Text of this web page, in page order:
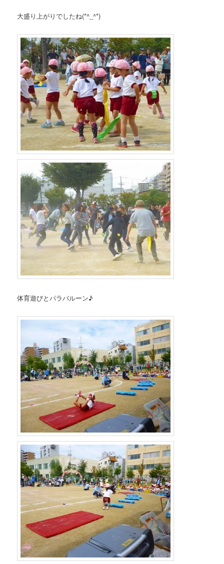
大盛り上がりでしたね(*^_^*)
体育遊びとパラバルーン♪